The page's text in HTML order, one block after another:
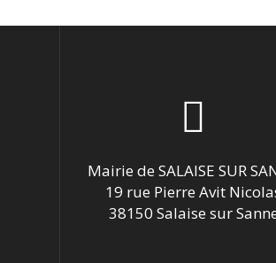
Mairie de SALAISE SUR
19 rue Pierre Avit
38150 Salaise sur